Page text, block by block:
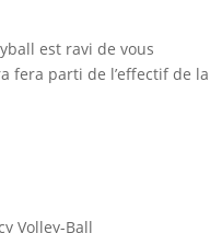
est ravi de vous
fera parti de l’effectif de la
Volley-Ball